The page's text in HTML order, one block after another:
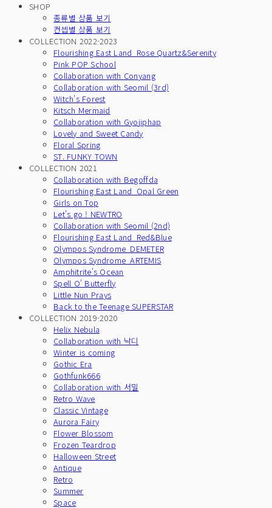
SHOP
종류별 상품 보기
컨셉별 상품 보기
COLLECTION 2022-2023
Flourishing East Land_Rose Quartz&Serenity
Pink POP School
Collaboration with Conyang
Collaboration with Seomil (3rd)
Witch's Forest
Kitsch Mermaid
Collaboration with Gyojiphap
Lovely and Sweet Candy
Floral Spring
ST. FUNKY TOWN
COLLECTION 2021
Collaboration with Begoffda
Flourishing East Land_Opal Green
Girls on Top
Let's go ! NEWTRO
Collaboration with Seomil (2nd)
Flourishing East Land_Red&Blue
Olympos Syndrome_DEMETER
Olympos Syndrome_ARTEMIS
Amphitrite's Ocean
Spell O' Butterfly
Little Nun Prays
Back to the Teenage SUPERSTAR
COLLECTION 2019-2020
Helix Nebula
Collaboration with 낙디
Winter is coming
Gothic Era
Gothfunk666
Collaboration with 서밀
Retro Wave
Classic Vintage
Aurora Fairy
Flower Blossom
Frozen Teardrop
Halloween Street
Antique
Retro
Summer
Space